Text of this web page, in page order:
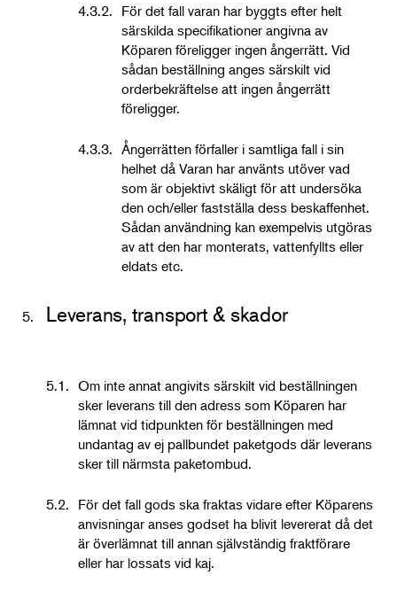
4.3.2. För det fall varan har byggts efter helt
särskilda specifikationer angivna av
Köparen föreligger ingen ångerrätt. Vid
sådan beställning anges särskilt vid
orderbekräftelse att ingen ångerrätt
föreligger.
4.3.3. Ångerrätten förfaller i samtliga fall i sin
helhet då Varan har använts utöver vad
som är objektivt skäligt för att undersöka
den och/eller fastställa dess beskaffenhet.
Sådan användning kan exempelvis utgöras
av att den har monterats, vattenfyllts eller
eldats etc.
5. Leverans, transport & skador
5.1. Om inte annat angivits särskilt vid beställningen
sker leverans till den adress som Köparen har
lämnat vid tidpunkten för beställningen med
undantag av ej pallbundet paketgods där leverans
sker till närmsta paketombud.
5.2. För det fall gods ska fraktas vidare efter Köparens
anvisningar anses godset ha blivit levererat då det
är överlämnat till annan självständig fraktförare
eller har lossats vid kaj.